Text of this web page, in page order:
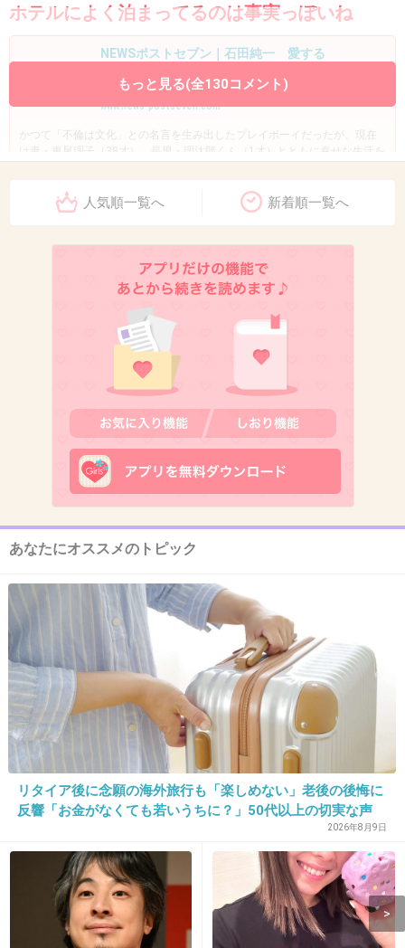
ホテルによく泊まってるのは事実っぽいね
NEWSポストセブン｜石田純一 愛する
www.news-postseven.com
かつて「不倫は文化」との名言を生み出したプレイボーイだったが、現在
は妻・東尾理子（38才）、長男・理汰郎くん（1才）とともに幸せな生活を
2013/12/12(木) 21:21:31
なんかしっくりこない夫婦…
打算はひしひしと感じるが愛情をちっとも感じ
+356
2013/12/12(木) 21:21:54
子供生まれてから旦那ほったらかしな感じある
もんなあ
別居してても不思議ではない
+350
12. 匿名 2013/12/12(木) 21:22:06
どちらでもいいかな
+114
あら、そうなの？
っというのが率直な意見です
もっと見る(全130コメント)
人気順一覧へ 新着順一覧へ
あなたにオススメのトピック
リタイア後に念願の海外旅行も「楽しめない」老後の後悔に
反響「お金がなくても若いうちに？」50代以上の切実な声
2026年8月9日